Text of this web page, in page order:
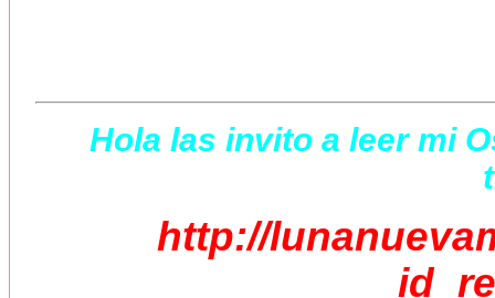
Hola las invito a leer mi
http://